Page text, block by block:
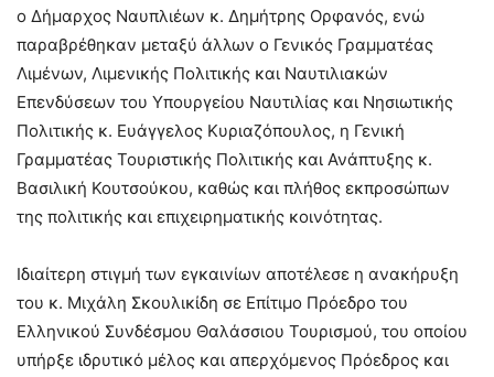
ο Δήμαρχος Ναυπλιέων κ. Δημήτρης Ορφανός, ενώ
παραβρέθηκαν μεταξύ άλλων ο Γενικός Γραμματέας
Λιμένων, Λιμενικής Πολιτικής και Ναυτιλιακών
Επενδύσεων του Υπουργείου Ναυτιλίας και Νησιωτικής
Πολιτικής κ. Ευάγγελος Κυριαζόπουλος, η Γενική
Γραμματέας Τουριστικής Πολιτικής και Ανάπτυξης κ.
Βασιλική Κουτσούκου, καθώς και πλήθος εκπροσώπων
της πολιτικής και επιχειρηματικής κοινότητας.
Ιδιαίτερη στιγμή των εγκαινίων αποτέλεσε η ανακήρυξη
του κ. Μιχάλη Σκουλικίδη σε Επίτιμο Πρόεδρο του
Ελληνικού Συνδέσμου Θαλάσσιου Τουρισμού, του οποίου
υπήρξε ιδρυτικό μέλος και απερχόμενος Πρόεδρος και